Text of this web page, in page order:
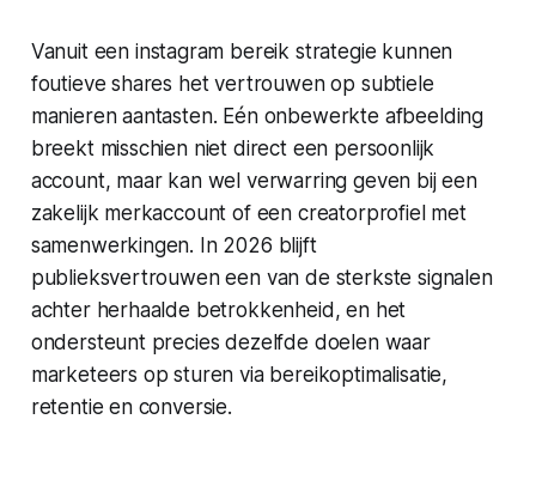
Vanuit een instagram bereik strategie kunnen
foutieve shares het vertrouwen op subtiele
manieren aantasten. Eén onbewerkte afbeelding
breekt misschien niet direct een persoonlijk
account, maar kan wel verwarring geven bij een
zakelijk merkaccount of een creatorprofiel met
samenwerkingen. In 2026 blijft
publieksvertrouwen een van de sterkste signalen
achter herhaalde betrokkenheid, en het
ondersteunt precies dezelfde doelen waar
marketeers op sturen via bereikoptimalisatie,
retentie en conversie.